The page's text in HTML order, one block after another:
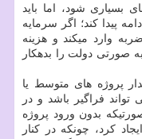
بسیاری شود، اما باید
پیدا کند؛ اگر سرمایه
وارد میکند و هزینه
صورتی دولت را بدهکار
پروژه های متوسط یا
فراگیر باشد و در
بدون ورود پروژه
کرد، چونکه در کنار